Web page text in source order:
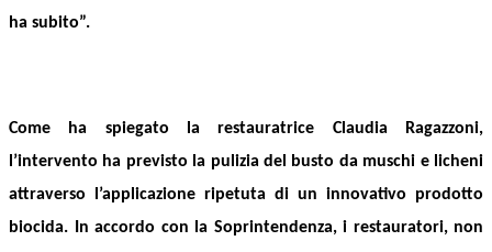
ha subito”.
Come ha spiegato la restauratrice Claudia Ragazzoni,
l’intervento ha previsto la pulizia del busto da muschi e licheni
attraverso l’applicazione ripetuta di un innovativo prodotto
biocida. In accordo con la Soprintendenza, i restauratori, non